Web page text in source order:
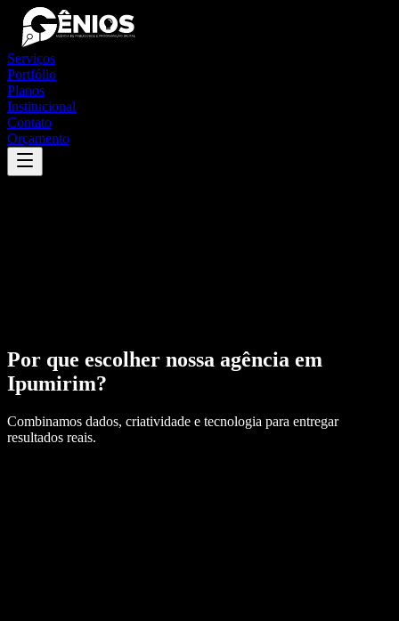
Serviços
Portfólio
Planos
Institucional
Contato
Orçamento
Por que escolher nossa agência em
Ipumirim?
Combinamos dados, criatividade e tecnologia para entregar
resultados reais.